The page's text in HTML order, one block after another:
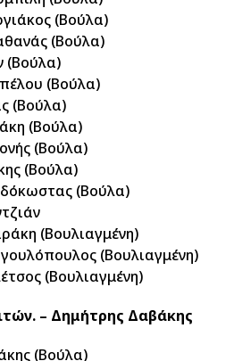
(Βούλα)
(Βούλα)
(Βούλα)
(Βούλα)
(Βούλα)
(Βούλα)
(Βούλα)
(Βούλα)
(Βούλα)
(Βουλιαγμένη)
(Βουλιαγμένη)
(Βουλιαγμένη)
– Δημήτρης Δαβάκης
(Βούλα)